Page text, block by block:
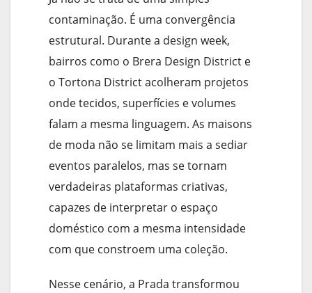
contaminação. É uma convergência
estrutural. Durante a design week,
bairros como o Brera Design District e
o Tortona District acolheram projetos
onde tecidos, superfícies e volumes
falam a mesma linguagem. As maisons
de moda não se limitam mais a sediar
eventos paralelos, mas se tornam
verdadeiras plataformas criativas,
capazes de interpretar o espaço
doméstico com a mesma intensidade
com que constroem uma coleção.
Nesse cenário, a Prada transformou